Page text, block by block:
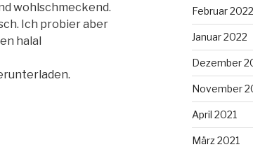
wohlschmeckend.
Ich probier aber
halal
Februar 2022
Januar 2022
Dezember
November
April 2021
März 2021